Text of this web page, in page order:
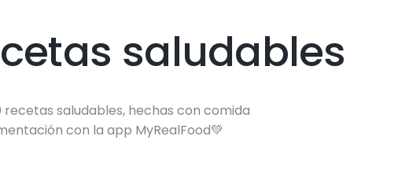
saludables
recetas saludables, hechas con comida
con la app MyRealFood💚